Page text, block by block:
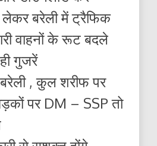
लेकर बरेली में ट्रैफिक
वाहनों के रूट बदले
गुजरें
बरेली , कुल शरीफ पर
पर DM – SSP तो